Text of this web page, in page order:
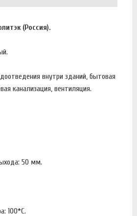
(Россия).
внутри зданий, бытовая
канализация, вентиляция.
50 мм.
100*С.